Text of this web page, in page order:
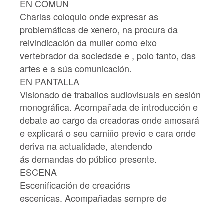
EN COMÚN
Charlas coloquio onde expresar as
problemáticas de xenero, na procura da
reivindicación da muller como eixo
vertebrador da sociedade e , polo tanto, das
artes e a súa comunicación.
EN PANTALLA
Visionado de traballos audiovisuais en sesión
monográfica. Acompañada de introducción e
debate ao cargo da creadoras onde amosará
e explicará o seu camiño previo e cara onde
deriva na actualidade, atendendo
ás demandas do público presente.
ESCENA
Escenificación de creacións
escenicas. Acompañadas sempre de